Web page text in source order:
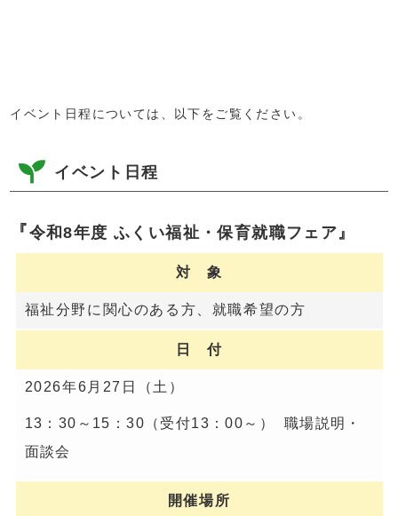
イベント日程については、以下をご覧ください。
イベント日程
『令和8年度 ふくい福祉・保育就職フェア』
対 象
福祉分野に関心のある方、就職希望の方
日 付
2026年6月27日（土）
13：30～15：30（受付13：00～） 職場説明・
面談会
開催場所